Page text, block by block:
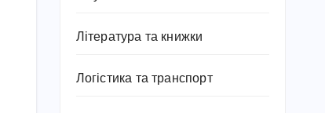
Література та книжки
Логістика та транспорт